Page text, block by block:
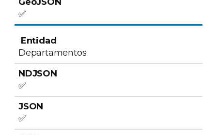
✅
Departamentos
✅
✅